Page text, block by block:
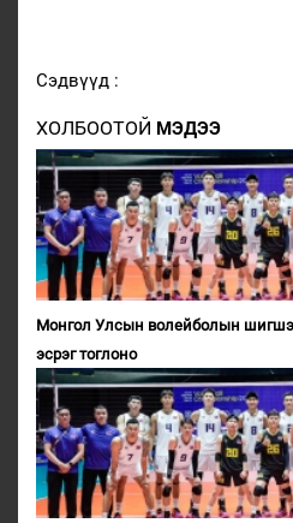
Сэдвүүд :
ХОЛБООТОЙ МЭДЭЭ
Монгол Улсын волейболын
эсрэг тоглоно